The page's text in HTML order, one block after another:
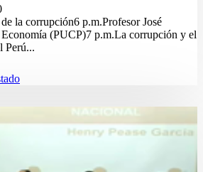
la corrupción6 p.m.Profesor José
(PUCP)7 p.m.La corrupción y el
Perú...